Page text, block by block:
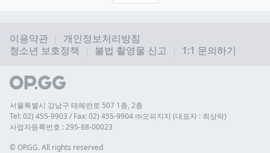
이용약관
개인정보처리방침
청소년 보호정책
불법 촬영물 신고 1:1 문의하기
서울특별시 강남구 테헤란로 507 1층, 2층
Tel: 02) 455-9903 / Fax: 02) 455-9904 ㈜오피지지 (대표자 : 최상락)
사업자등록번호 : 295-88-00023
© OP.GG. All rights reserved